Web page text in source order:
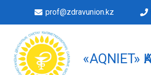
prof@zdravunion.kz